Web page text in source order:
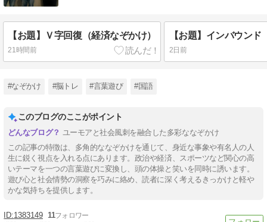
【お題】Ｖ字回復（経済なぞかけ）
21時間前
【お題】インバウン
2日前
#なぞかけ #脳トレ #言葉遊び #国語
このブログのここがポイント
ユーモアと社会風刺を融合した多彩ななぞかけ
この記事の特徴は、多角的ななぞかけを通じて、身近な事象や有名人の人
生に鋭く視点を入れる点にあります。政治や経済、スポーツなど関心の高
いテーマを一つの言葉遊びに変換し、頭の体操と笑いを同時に誘います。
遊び心と社会情勢の洞察を巧みに絡め、読者に深く考えるきっかけと軽や
かな気持ちを提供します。
1383149 11